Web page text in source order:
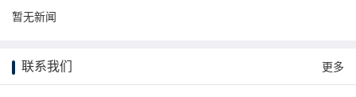
暂无新闻
联系我们 更多